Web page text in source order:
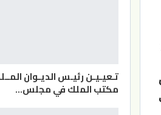
تـعيـيـن رئيـس الديـوان
مكتب الملك في مجلس…